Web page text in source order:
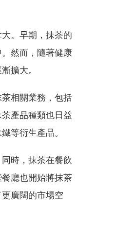
。早期，抹茶的
然而，隨著健康
擴大。
相關業務，包括
產品種類也日益
等衍生產品。
時，抹茶在餐飲
廳也開始將抹茶
廣闊的市場空